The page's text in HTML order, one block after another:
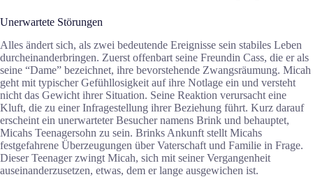
Unerwartete Störungen
Alles ändert sich, als zwei bedeutende Ereignisse sein stabiles Leben
durcheinanderbringen. Zuerst offenbart seine Freundin Cass, die er als
seine “Dame” bezeichnet, ihre bevorstehende Zwangsräumung. Micah
geht mit typischer Gefühllosigkeit auf ihre Notlage ein und versteht
nicht das Gewicht ihrer Situation. Seine Reaktion verursacht eine
Kluft, die zu einer Infragestellung ihrer Beziehung führt. Kurz darauf
erscheint ein unerwarteter Besucher namens Brink und behauptet,
Micahs Teenagersohn zu sein. Brinks Ankunft stellt Micahs
festgefahrene Überzeugungen über Vaterschaft und Familie in Frage.
Dieser Teenager zwingt Micah, sich mit seiner Vergangenheit
auseinanderzusetzen, etwas, dem er lange ausgewichen ist.